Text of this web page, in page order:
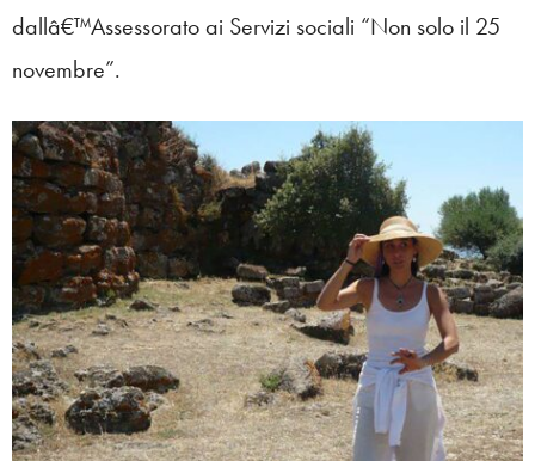
dallâ€™Assessorato ai Servizi sociali “Non solo il 25
novembre”.